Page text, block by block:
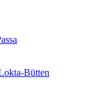
Bütten